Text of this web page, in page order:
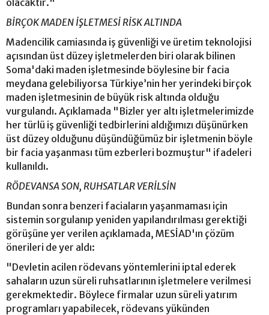
BİRÇOK MADEN İŞLETMESİ RİSK ALTINDA
Madencilik camiasında iş güvenliği ve üretim teknolojisi
açısından üst düzey işletmelerden biri olarak bilinen
Soma'daki maden işletmesinde böylesine bir facia
meydana gelebiliyorsa Türkiye’nin her yerindeki birçok
maden işletmesinin de büyük risk altında olduğu
vurgulandı. Açıklamada "Bizler yer altı işletmelerimizde
her türlü iş güvenliği tedbirlerini aldığımızı düşünürken
üst düzey olduğunu düşündüğümüz bir işletmenin böyle
bir facia yaşanması tüm ezberleri bozmuştur" ifadeleri
kullanıldı.
RÖDEVANSA SON, RUHSATLAR VERİLSİN
Bundan sonra benzeri faciaların yaşanmaması için
sistemin sorgulanıp yeniden yapılandırılması gerektiği
görüşüne yer verilen açıklamada, MESİAD'ın çözüm
önerileri de yer aldı:
"Devletin acilen rödevans yöntemlerini iptal ederek
sahaların uzun süreli ruhsatlarının işletmelere verilmesi
gerekmektedir. Böylece firmalar uzun süreli yatırım
programları yapabilecek, rödevans yükünden